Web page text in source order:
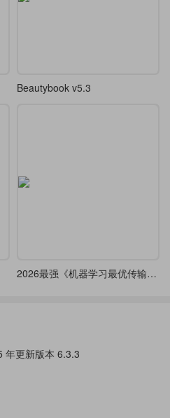
Beautybook v5.3
2026最强《机器学习最优传输》神级教材，LaTeX 排版代码全开源
年更新版本 6.3.3